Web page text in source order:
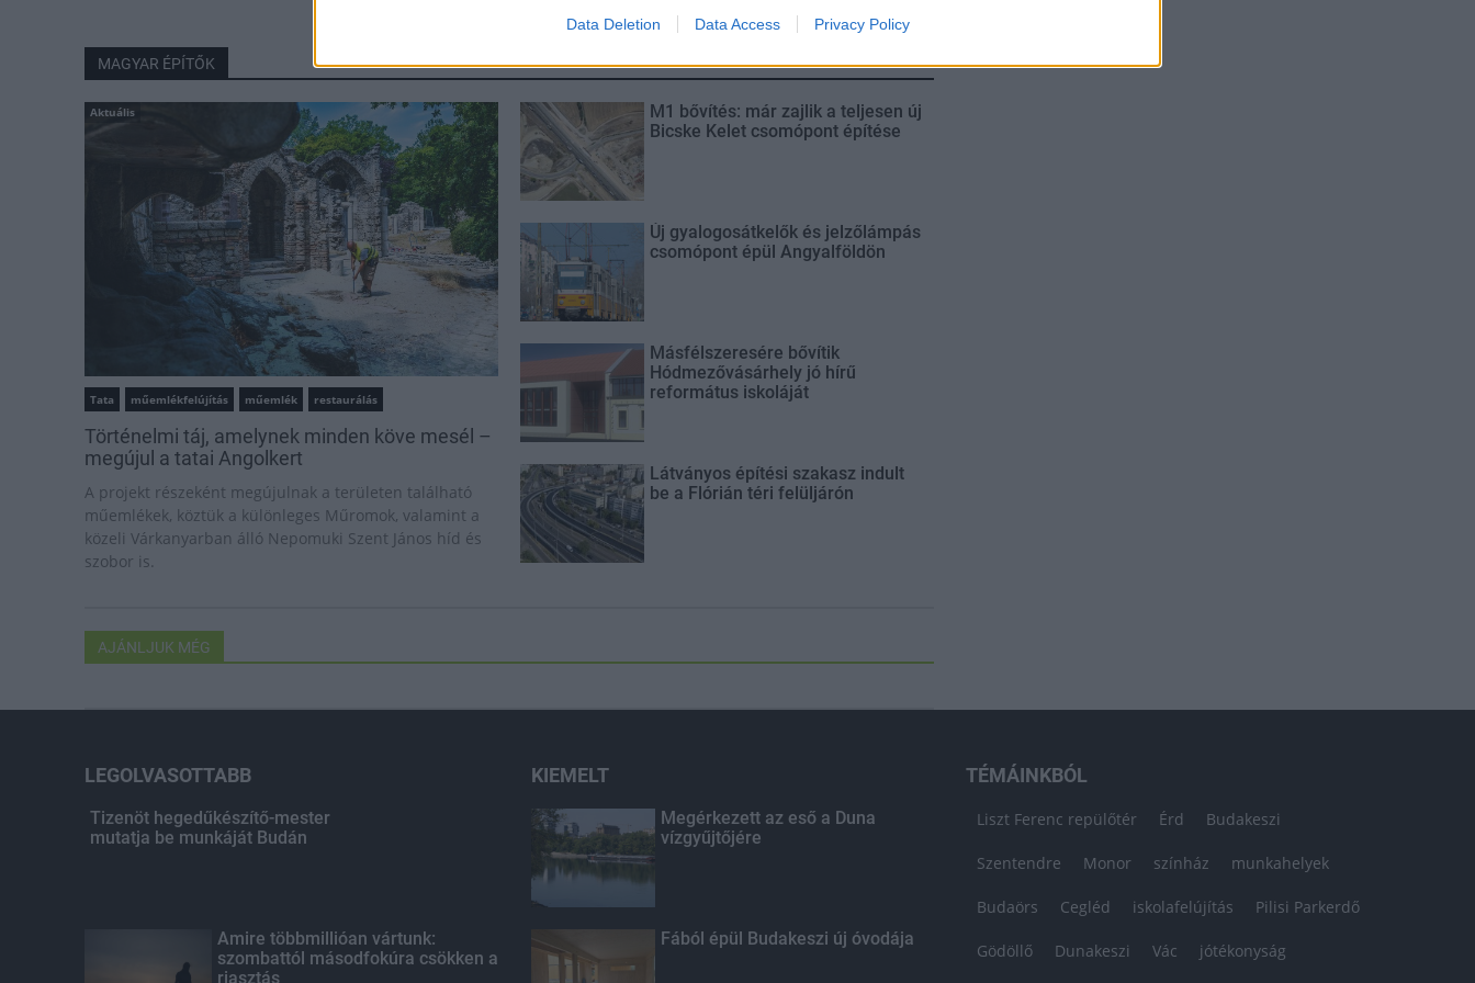
Data Deletion Data Access Privacy Policy
MAGYAR ÉPÍTŐK
Aktuális
Tata műemlékfelújítás műemlék restaurálás
Történelmi táj, amelynek minden köve mesél –
megújul a tatai Angolkert
A projekt részeként megújulnak a területen található
műemlékek, köztük a különleges Műromok, valamint a
közeli Várkanyarban álló Nepomuki Szent János híd és
szobor is.
M1 bővítés: már zajlik a teljesen új
Bicske Kelet csomópont építése
Új gyalogosátkelők és jelzőlámpás
csomópont épül Angyalföldön
Másfélszeresére bővítik
Hódmezővásárhely jó hírű
református iskoláját
Látványos építési szakasz indult
be a Flórián téri felüljárón
AJÁNLJUK MÉG
LEGOLVASOTTABB
Tizenöt hegedűkészítő-mester
mutatja be munkáját Budán
Amire többmillióan vártunk:
szombattól másodfokúra csökken a
riasztás
KIEMELT
Megérkezett az eső a Duna
vízgyűjtőjére
Fából épül Budakeszi új óvodája
TÉMÁINKBÓL
Liszt Ferenc repülőtér Érd Budakeszi
Szentendre Monor színház munkahelyek
Budaörs Cegléd iskolafelújítás Pilisi Parkerdő
Gödöllő Dunakeszi Vác jótékonyság